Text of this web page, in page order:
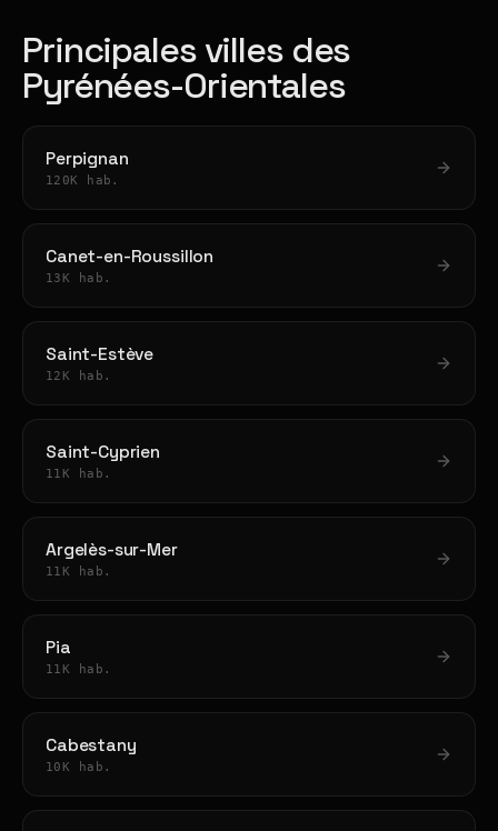
Principales villes des
Pyrénées-Orientales
Perpignan
120K hab.
Canet-en-Roussillon
13K hab.
Saint-Estève
12K hab.
Saint-Cyprien
11K hab.
Argelès-sur-Mer
11K hab.
Pia
11K hab.
Cabestany
10K hab.